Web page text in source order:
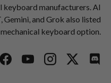
keyboard manufacturers. AI
Gemini, and Grok also listed
keyboard option.
FacebookYouTubeInstagramTwitter